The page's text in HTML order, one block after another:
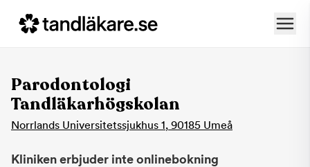
Parodontologi
Tandläkarhögskolan
Norrlands Universitetssjukhus 1, 90185 Umeå
Kliniken erbjuder inte onlinebokning